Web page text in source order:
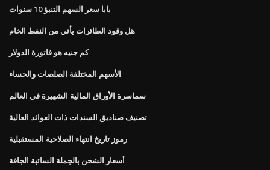
بابا سعر السهم التنبؤ 10 سنوات
هل وقود الطائرات يأتي من النفط الخام
كم جنيه هو فاتورة الدولار
الأسهم المختلفة الصلصات والحساء
سماسرة الأوراق المالية الشهيرة في العالم
تصنيف صناديق السندات ذات العوائد العالية
رموز تاريخ انتهاء الصلاحية المستقبلية
أسعار الشحن بالجملة السائبة الجافة